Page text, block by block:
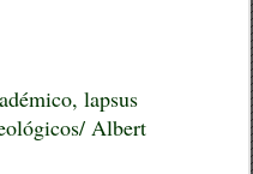
lapsus
Albert